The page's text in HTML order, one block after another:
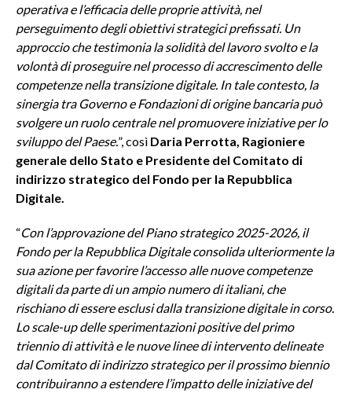
operativa e l’efficacia delle proprie attività, nel
perseguimento degli obiettivi strategici prefissati. Un
approccio che testimonia la solidità del lavoro svolto e la
volontà di proseguire nel processo di accrescimento delle
competenze nella transizione digitale. In tale contesto, la
sinergia tra Governo e Fondazioni di origine bancaria può
svolgere un ruolo centrale nel promuovere iniziative per lo
sviluppo del Paese.”, così Daria Perrotta, Ragioniere
generale dello Stato e Presidente del Comitato di
indirizzo strategico del Fondo per la Repubblica
Digitale.
“Con l’approvazione del Piano strategico 2025-2026, il
Fondo per la Repubblica Digitale consolida ulteriormente la
sua azione per favorire l’accesso alle nuove competenze
digitali da parte di un ampio numero di italiani, che
rischiano di essere esclusi dalla transizione digitale in corso.
Lo scale-up delle sperimentazioni positive del primo
triennio di attività e le nuove linee di intervento delineate
dal Comitato di indirizzo strategico per il prossimo biennio
contribuiranno a estendere l’impatto delle iniziative del